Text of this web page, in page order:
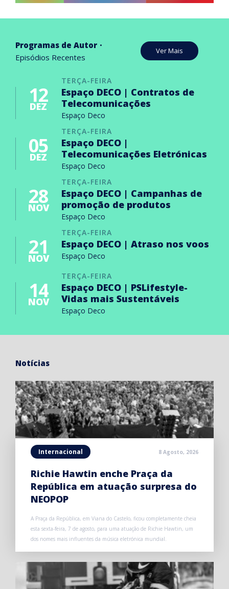
Programas de Autor
Episódios Recentes
Ver Mais
TERÇA-FEIRA
12
DEZ
Espaço DECO | Contratos de
Telecomunicações
Espaço Deco
TERÇA-FEIRA
05
DEZ
Espaço DECO |
Telecomunicações Eletrónicas
Espaço Deco
TERÇA-FEIRA
28
NOV
Espaço DECO | Campanhas de
promoção de produtos
Espaço Deco
TERÇA-FEIRA
21
NOV
Espaço DECO | Atraso nos voos
Espaço Deco
TERÇA-FEIRA
14
NOV
Espaço DECO | PSLifestyle-
Vidas mais Sustentáveis
Espaço Deco
Notícias
Internacional 8 Agosto, 2026
Richie Hawtin enche Praça da
República em atuação surpresa do
NEOPOP
A Praça da República, em Viana do Castelo, ficou completamente cheia
esta sexta-feira, 7 de agosto, para uma atuação de Richie Hawtin, um
dos nomes mais influentes da música eletrónica mundial.